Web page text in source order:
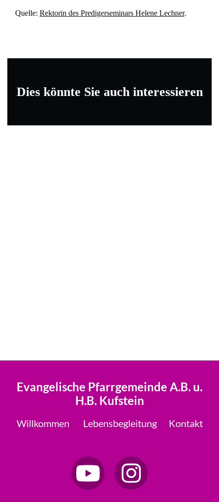
Quelle: Rektorin des Predigerseminars Helene Lechner.
Dies könnte Sie auch interessieren
Evangelische Pfarrgemeinde A.B. u.
H.B. Kufstein
Willkommen Lebensbegleitung Kontakt